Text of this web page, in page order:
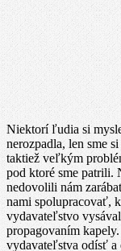
Niektorí ľudia si
nerozpadla, len sme
taktiež veľkým
pod ktoré sme patrili.
nedovolili nám
nami spolupracovať,
vydavateľstvo
propagovaním
vydavateľstva odísť a